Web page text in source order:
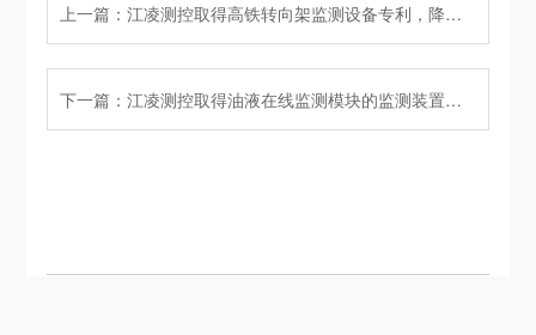
上一篇：江凌测控取得高铁转向架监测设备专利，降低摄像机的故障率
下一篇：江凌测控取得油液在线监测模块的监测装置专利，使探杆保持清洁提升检测精度